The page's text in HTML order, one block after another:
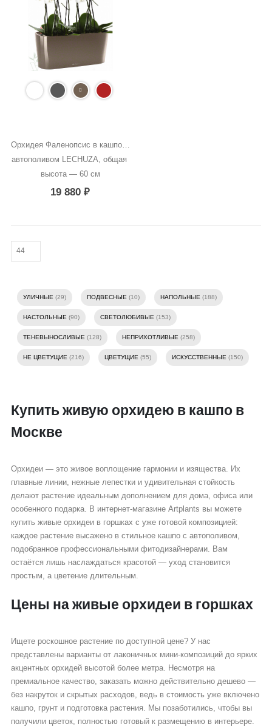
Орхидея Фаленопсис в кашпо с
автополивом LECHUZA, общая
высота — 60 см
19 880₽
УЛИЧНЫЕ (29) ПОДВЕСНЫЕ (10) НАПОЛЬНЫЕ (188)
НАСТОЛЬНЫЕ (90) СВЕТОЛЮБИВЫЕ (153)
ТЕНЕВЫНОСЛИВЫЕ (128) НЕПРИХОТЛИВЫЕ (258)
НЕ ЦВЕТУЩИЕ (216) ЦВЕТУЩИЕ (55) ИСКУССТВЕННЫЕ (150)
Купить живую орхидею в кашпо в
Москве
Орхидеи — это живое воплощение гармонии и изящества. Их
плавные линии, нежные лепестки и удивительная стойкость
делают растение идеальным дополнением для дома, офиса или
особенного подарка. В интернет-магазине Artplants вы можете
купить живые орхидеи в горшках с уже готовой композицией:
каждое растение высажено в стильное кашпо с автополивом,
подобранное профессиональными фитодизайнерами. Вам
остаётся лишь наслаждаться красотой — уход становится
простым, а цветение длительным.
Цены на живые орхидеи в горшках
Ищете роскошное растение по доступной цене? У нас
представлены варианты от лаконичных мини-композиций до ярких
акцентных орхидей высотой более метра. Несмотря на
премиальное качество, заказать можно действительно дешево —
без накруток и скрытых расходов, ведь в стоимость уже включено
кашпо, грунт и подготовка растения. Мы позаботились, чтобы вы
получили цветок, полностью готовый к размещению в интерьере.